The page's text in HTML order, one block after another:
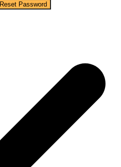
Reset Password